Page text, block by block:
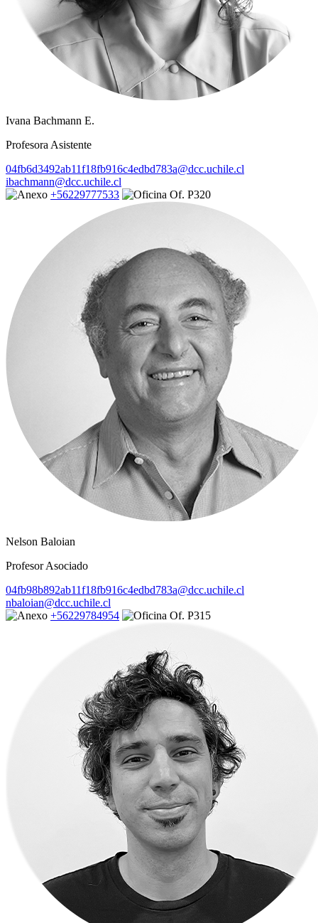
Ivana Bachmann E.
Profesora Asistente
04fb6d3492ab11f18fb916c4edbd783a@dcc.uchile.cl
ibachmann@dcc.uchile.cl
+56229777533
Of. P320
Nelson Baloian
Profesor Asociado
04fb98b892ab11f18fb916c4edbd783a@dcc.uchile.cl
nbaloian@dcc.uchile.cl
+56229784954
Of. P315